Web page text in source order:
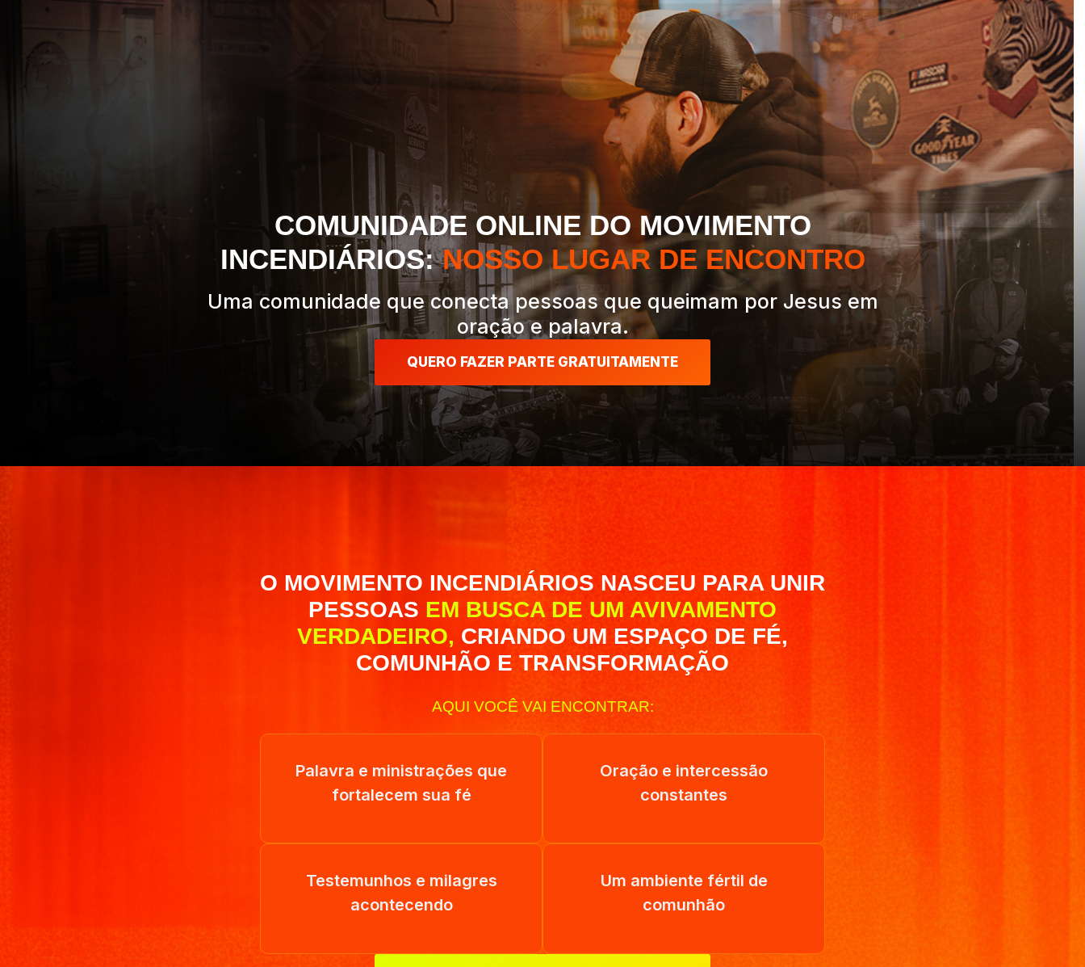
COMUNIDADE ONLINE DO MOVIMENTO
INCENDIÁRIOS:NOSSO LUGAR DE ENCONTRO
Uma comunidade que conecta pessoas que queimam por Jesus em
oração e palavra.
QUERO FAZER PARTE GRATUITAMENTE
O MOVIMENTO INCENDIÁRIOS NASCEU PARA UNIR
PESSOAS EM BUSCA DE UM AVIVAMENTO
VERDADEIRO, CRIANDO UM ESPAÇO DE FÉ,
COMUNHÃO E TRANSFORMAÇÃO
AQUI VOCÊ VAI ENCONTRAR:
Palavra e ministrações que
fortalecem sua fé
Oração e intercessão
constantes
Testemunhos e milagres
acontecendo
Um ambiente fértil de
comunhão